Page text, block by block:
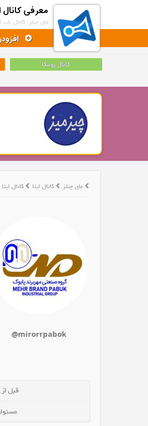
معرفی کانال
مای چنلز: کانال یاب
کانال روبیکا
مای چنلز کانال ایتا کانال
@mirorrpabok
قبل
کانال ایتا موسسه حقوقی دادآرمان
عضو کانال شوید